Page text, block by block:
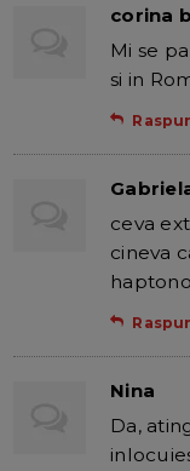
corina
Mi se
si in
ceva
cineva
Nina
Da,